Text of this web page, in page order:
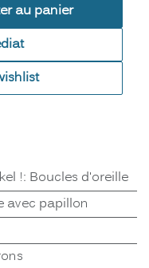
au panier
!: Boucles d'oreille
avec papillon